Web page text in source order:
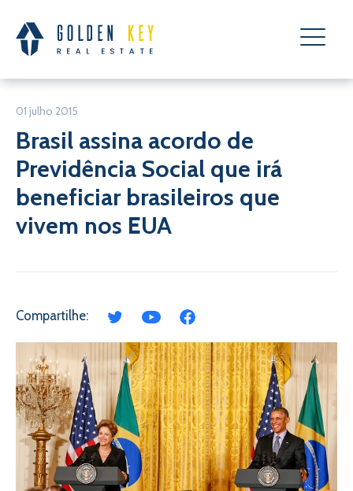
01 julho 2015
Brasil assina acordo de
Previdência Social que irá
beneficiar brasileiros que
vivem nos EUA
Compartilhe: